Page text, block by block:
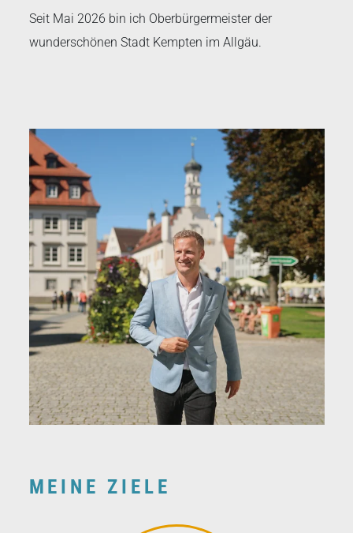
Seit Mai 2026 bin ich Oberbürgermeister der
wunderschönen Stadt Kempten im Allgäu.
MEINE ZIELE